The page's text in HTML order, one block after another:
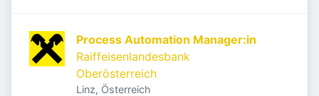
Process Automation Manager:in
Raiffeisenlandesbank
Oberösterreich
Linz, Österreich